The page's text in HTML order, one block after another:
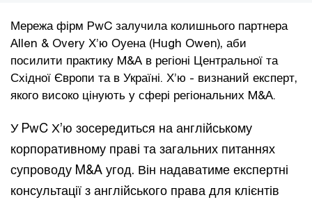
Мережа фірм PwC залучила колишнього партнера
Allen & Overy Х’ю Оуена (Hugh Owen), аби
посилити практику M&A в регіоні Центральної та
Східної Європи та в Україні. Х’ю - визнаний експерт,
якого високо цінують у сфері регіональних M&A.
У PwC Х’ю зосередиться на англійському
корпоративному праві та загальних питаннях
супроводу M&A угод. Він надаватиме експертні
консультації з англійського права для клієнтів